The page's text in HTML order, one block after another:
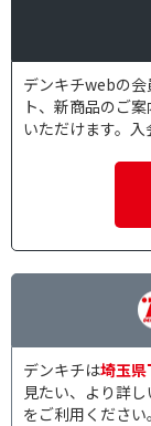
デンキチwebの
ト、新商品のご
いただけます。
デンキチは埼玉
見たい、より詳
をご利用ください。